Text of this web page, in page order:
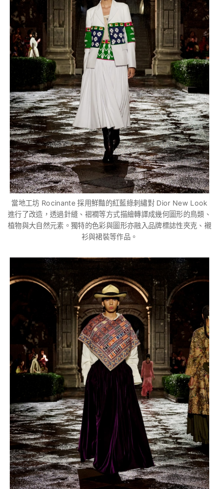
當地工坊 Rocinante 採用鮮豔的紅藍綠刺繡對 Dior New Look
進行了改造，透過針縫、褶襉等方式描繪轉譯成幾何圖形的鳥類、
植物與大自然元素。獨特的色彩與圖形亦融入品牌標誌性夾克、襯
衫與裙裝等作品。